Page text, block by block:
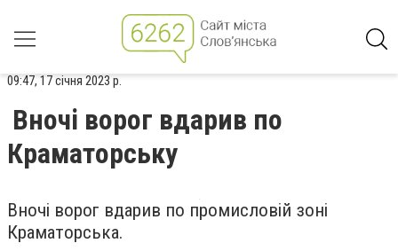
09:47, 17 січня 2023 р.
Вночі ворог вдарив по
Краматорську
Вночі ворог вдарив по промисловій зоні
Краматорська.